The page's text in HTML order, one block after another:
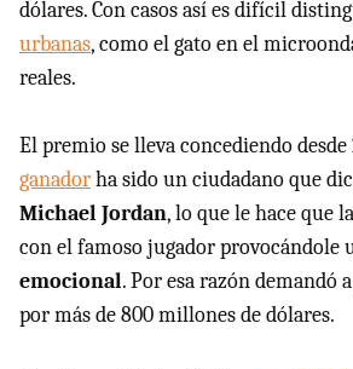
dólares. Con casos así es difícil
urbanas, como el gato en el
reales.
El premio se lleva concediendo desde
ganadorha sido un ciudadano que
Michael Jordan, lo que le hace que
con el famoso jugador provocándole
emocional. Por esa razón demandó
por más de 800 millones de dólares.